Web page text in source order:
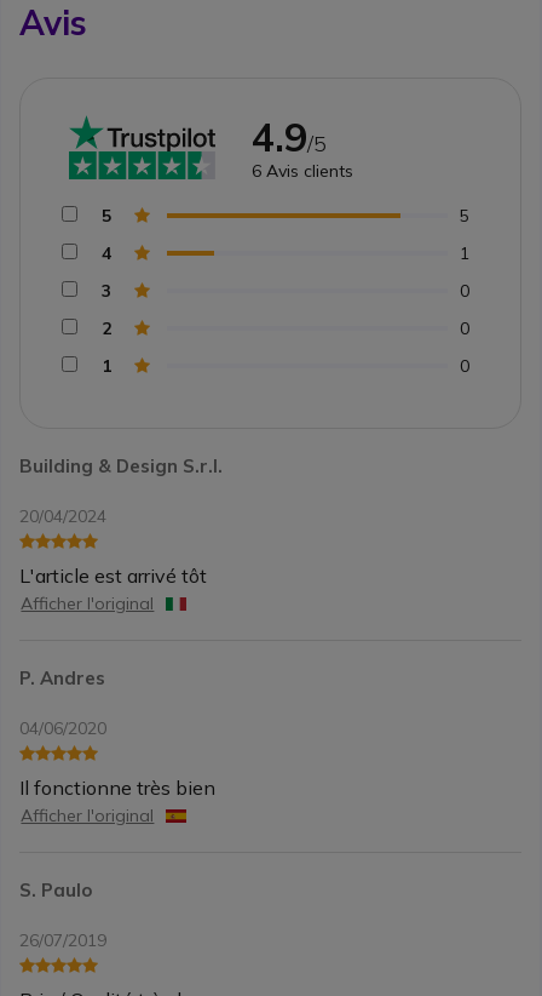
Avis
Building & Design S.r.l.
20/04/2024
L'article est arrivé tôt
Afficher l'original
P. Andres
04/06/2020
Il fonctionne très bien
Afficher l'original
S. Paulo
26/07/2019
4.9/5
6 Avis clients
5
5
4
1
3
0
2
0
1
0